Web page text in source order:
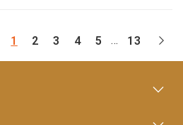
1 2 3 4 5 ... 13